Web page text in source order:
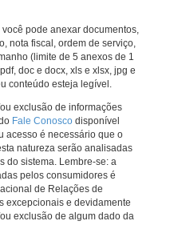
pode anexar documentos,
nota fiscal, ordem de serviço,
(limite de 5 anexos de 1
doc e docx, xls e xlsx, jpg e
conteúdo esteja legível.
exclusão de informações
Fale Conosco disponível
acesso é necessário que o
natureza serão analisadas
do sistema. Lembre-se: a
pelos consumidores é
de Relações de
excepcionais e devidamente
exclusão de algum dado da